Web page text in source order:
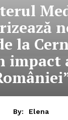
la
impact
By:
Elena